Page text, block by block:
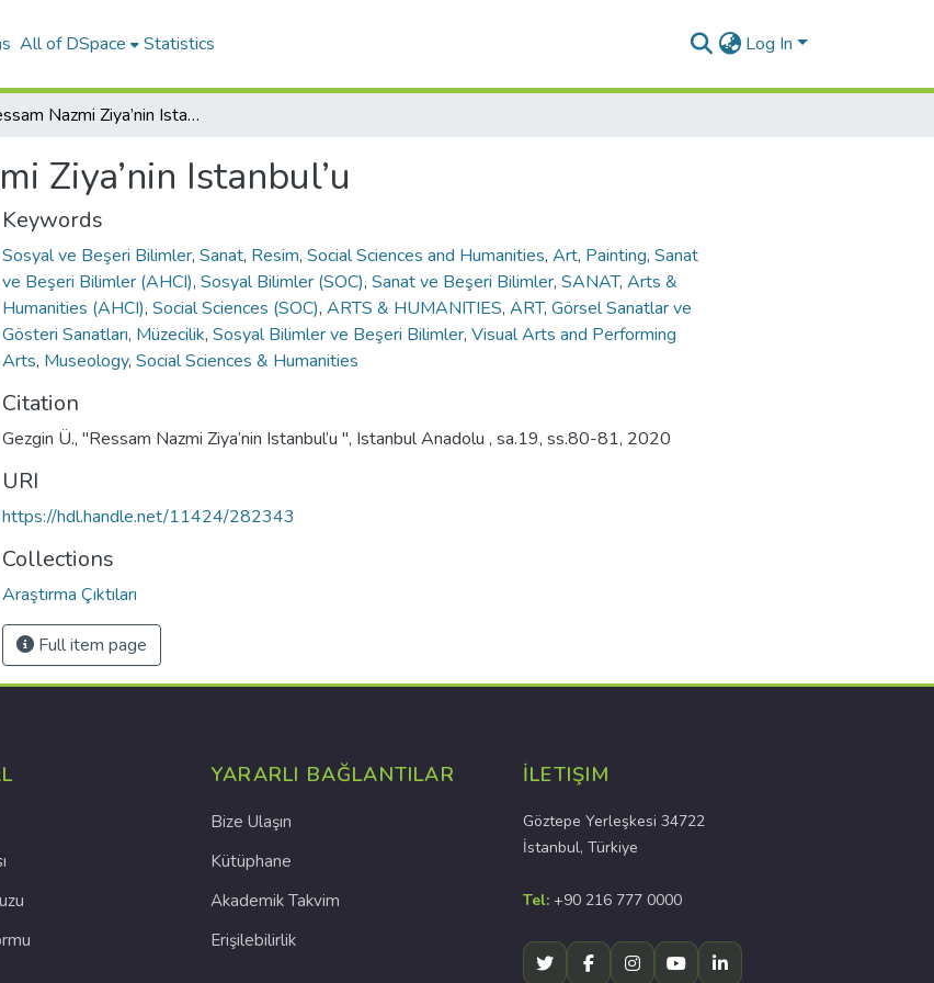
All of DSpace Statistics Log In
Ressam Nazmi Ziya’nin Istanbul’u
Ziya’nin Istanbul’u
Keywords
Sosyal ve Beşeri Bilimler, Sanat, Resim, Social Sciences and Humanities, Art, Painting, Sanat
ve Beşeri Bilimler (AHCI), Sosyal Bilimler (SOC), Sanat ve Beşeri Bilimler, SANAT, Arts &
Humanities (AHCI), Social Sciences (SOC), ARTS & HUMANITIES, ART, Görsel Sanatlar ve
Gösteri Sanatları, Müzecilik, Sosyal Bilimler ve Beşeri Bilimler, Visual Arts and Performing
Arts, Museology, Social Sciences & Humanities
Citation
Gezgin Ü., "Ressam Nazmi Ziya’nin Istanbul’u ", Istanbul Anadolu , sa.19, ss.80-81, 2020
URI
https://hdl.handle.net/11424/282343
Collections
Araştırma Çıktıları
Full item page
YARARLI BAĞLANTILAR
Bize Ulaşın
Kütüphane
Akademik Takvim
Erişilebilirlik
İLETIŞIM
Göztepe Yerleşkesi 34722
İstanbul, Türkiye
Tel: +90 216 777 0000